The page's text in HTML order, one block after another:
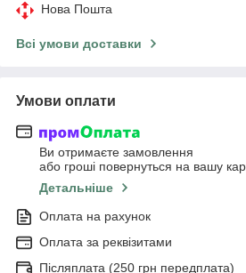
Нова Пошта
Всі умови доставки
Умови оплати
Ви отримаєте замовлення
або гроші повернуться на вашу
Детальніше
Оплата на рахунок
Оплата за реквізитами
Післяплата (250 грн передплата)